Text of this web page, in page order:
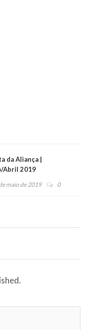
da Aliança |
Abril 2019
maio de 2019 0